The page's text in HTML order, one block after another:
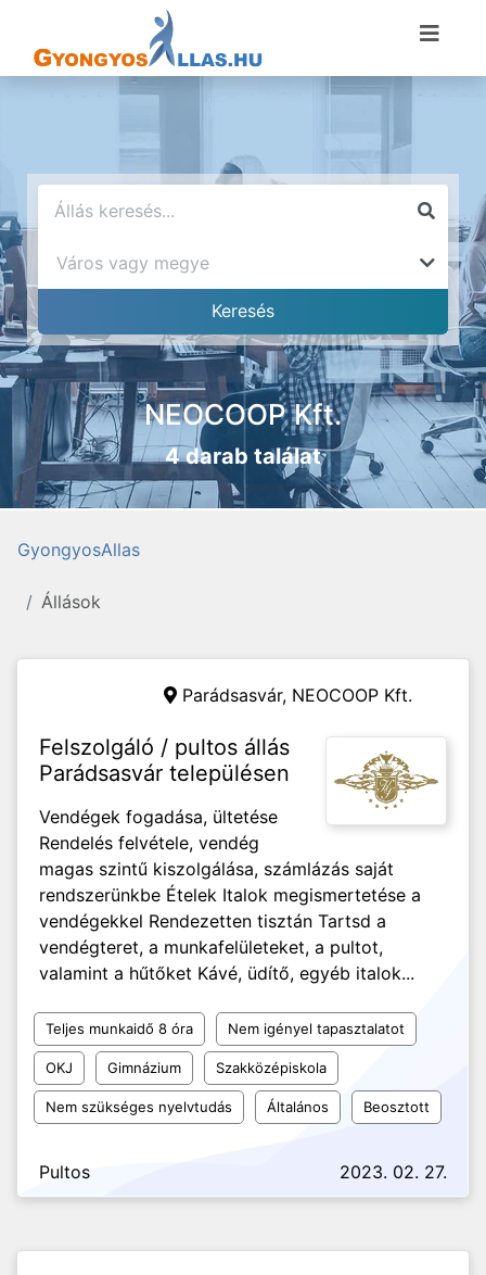
NEOCOOP Kft.
4 darab találat
GyongyosAllas
Állások
Parádsasvár, NEOCOOP Kft.
Felszolgáló / pultos állás
Parádsasvár településen
Vendégek fogadása, ültetése
Rendelés felvétele, vendég
magas szintű kiszolgálása, számlázás saját
rendszerünkbe Ételek Italok megismertetése a
vendégekkel Rendezetten tisztán Tartsd a
vendégteret, a munkafelületeket, a pultot,
valamint a hűtőket Kávé, üdítő, egyéb italok...
Teljes munkaidő 8 óra Nem igényel tapasztalatot
OKJ Gimnázium Szakközépiskola
Nem szükséges nyelvtudás Általános Beosztott
Pultos 2023. 02. 27.